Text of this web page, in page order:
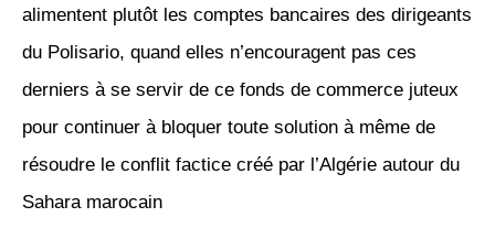
alimentent plutôt les comptes bancaires des dirigeants
du Polisario, quand elles n’encouragent pas ces
derniers à se servir de ce fonds de commerce juteux
pour continuer à bloquer toute solution à même de
résoudre le conflit factice créé par l’Algérie autour du
Sahara marocain